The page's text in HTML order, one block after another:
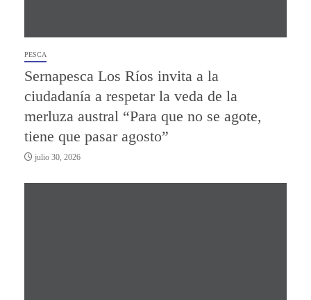
PESCA
Sernapesca Los Ríos invita a la
ciudadanía a respetar la veda de la
merluza austral “Para que no se agote,
tiene que pasar agosto”
julio 30, 2026